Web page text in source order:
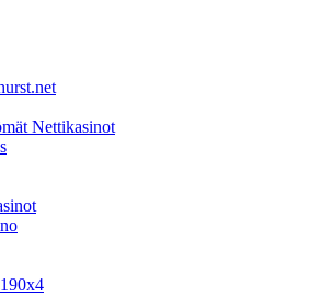
Nettikasinot